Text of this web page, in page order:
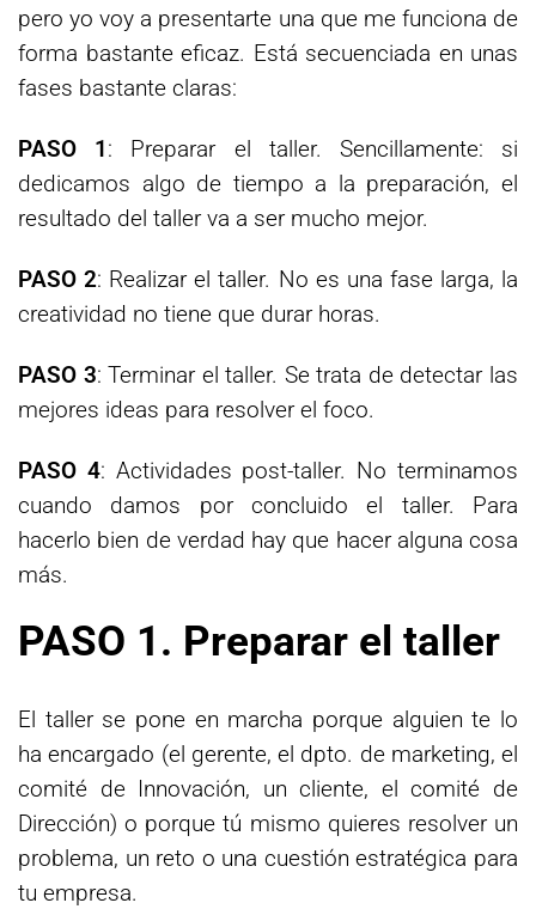
pero yo voy a presentarte una que me funciona de
forma bastante eficaz. Está secuenciada en unas
fases bastante claras:
PASO 1: Preparar el taller. Sencillamente: si
dedicamos algo de tiempo a la preparación, el
resultado del taller va a ser mucho mejor.
PASO 2: Realizar el taller. No es una fase larga, la
creatividad no tiene que durar horas.
PASO 3: Terminar el taller. Se trata de detectar las
mejores ideas para resolver el foco.
PASO 4: Actividades post-taller. No terminamos
cuando damos por concluido el taller. Para
hacerlo bien de verdad hay que hacer alguna cosa
más.
PASO 1. Preparar el taller
El taller se pone en marcha porque alguien te lo
ha encargado (el gerente, el dpto. de marketing, el
comité de Innovación, un cliente, el comité de
Dirección) o porque tú mismo quieres resolver un
problema, un reto o una cuestión estratégica para
tu empresa.